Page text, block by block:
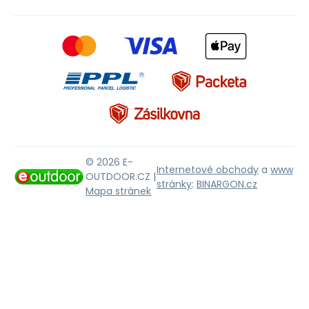
© 2026 E-
OUTDOOR.CZ |
Mapa stránek
Internetové obchody a www
stránky: BINARGON.cz